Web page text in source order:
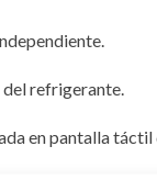
refrigerante.
en pantalla táctil